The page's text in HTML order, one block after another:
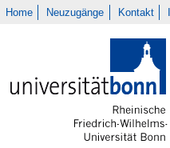
Home Neuzugänge Kontakt